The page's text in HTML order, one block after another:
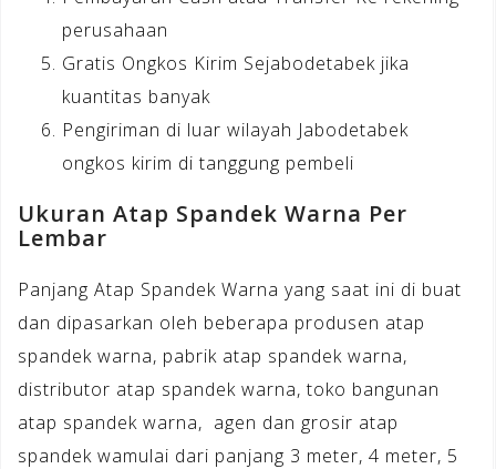
perusahaan
Gratis Ongkos Kirim Sejabodetabek jika
kuantitas banyak
Pengiriman di luar wilayah Jabodetabek
ongkos kirim di tanggung pembeli
Ukuran Atap Spandek Warna Per
Lembar
Panjang Atap Spandek Warna yang saat ini di buat
dan dipasarkan oleh beberapa produsen atap
spandek warna, pabrik atap spandek warna,
distributor atap spandek warna, toko bangunan
atap spandek warna, agen dan grosir atap
spandek wamulai dari panjang 3 meter, 4 meter, 5